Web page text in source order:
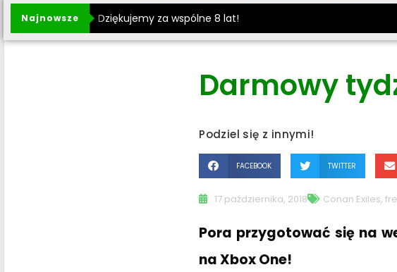
Najnowsze Dziękujemy za wspólne 8 lat!
Darmowy
Podziel się z innymi!
FACEBOOK TWITTER
17 października, 2018 Conan Exiles,
Pora przygotować się na
na Xbox One!